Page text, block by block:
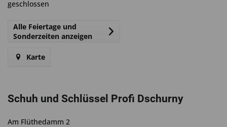
geschlossen
Alle Feiertage und
Sonderzeiten anzeigen
Karte
Schuh und Schlüssel Profi Dschurny
Am Flüthedamm 2